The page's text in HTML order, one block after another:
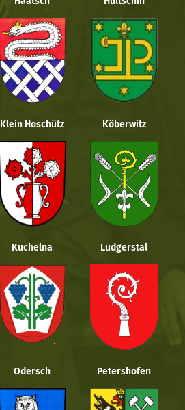
Klein Hoschütz Köberwitz
Kuchelna Ludgerstal
Odersch Petershofen